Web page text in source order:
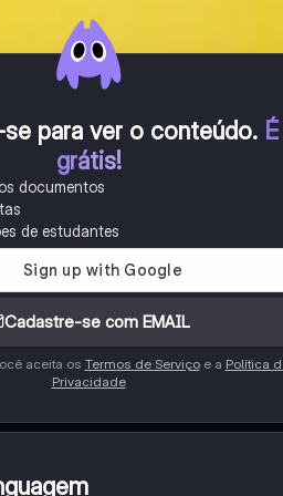
para ver o conteúdo. É
grátis!
documentos
de estudantes
Cadastre-se com EMAIL
aceita os Termos de Serviçoe a Política
Privacidade